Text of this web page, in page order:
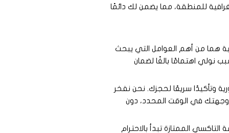
للمنطقة، مما يضمن لك دائمًا
هما من أهم العوامل التي يبحث
اهتمامًا بالغًا لضمان
وتأكيدًا سريعًا لحجزك. نحن نفخر
وجهتك في الوقت المحدد، دون
الممتازة تبدأ بالاحترام